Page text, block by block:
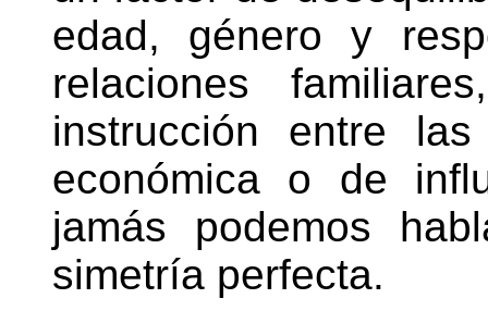
edad, género y
relaciones
instrucción entre
económica o de
jamás podemos
simetría perfecta.